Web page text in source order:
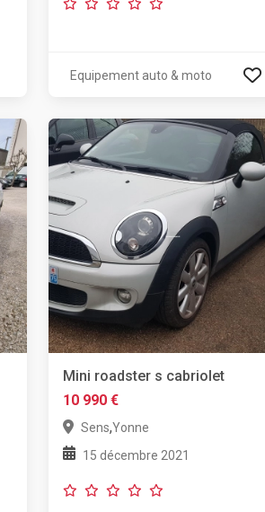
Equipement auto & moto
Mini roadster s cabriolet
10 990 €
Sens,Yonne
15 décembre 2021